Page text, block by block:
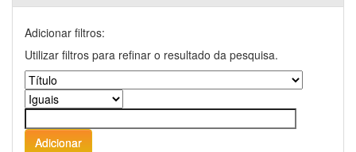
Adicionar filtros:
Utilizar filtros para refinar o resultado da pesquisa.